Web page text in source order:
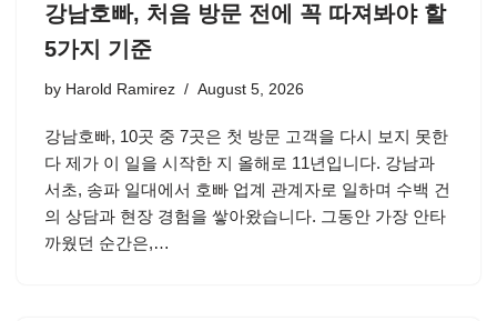
강남호빠, 처음 방문 전에 꼭 따져봐야 할
5가지 기준
by Harold Ramirez August 5, 2026
강남호빠, 10곳 중 7곳은 첫 방문 고객을 다시 보지 못한
다 제가 이 일을 시작한 지 올해로 11년입니다. 강남과
서초, 송파 일대에서 호빠 업계 관계자로 일하며 수백 건
의 상담과 현장 경험을 쌓아왔습니다. 그동안 가장 안타
까웠던 순간은,…